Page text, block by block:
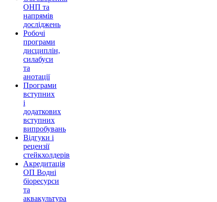
ОНП та
напрямів
досліджень
Робочі
програми
дисциплін,
силабуси
та
анотації
Програми
вступних
і
додаткових
вступних
випробувань
Відгуки і
рецензії
стейкхолдерів
Акредитація
ОП Водні
біоресурси
та
аквакультура